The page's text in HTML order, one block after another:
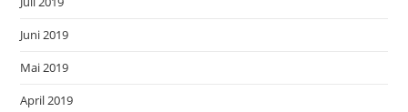
Juni 2019
Mai 2019
April 2019